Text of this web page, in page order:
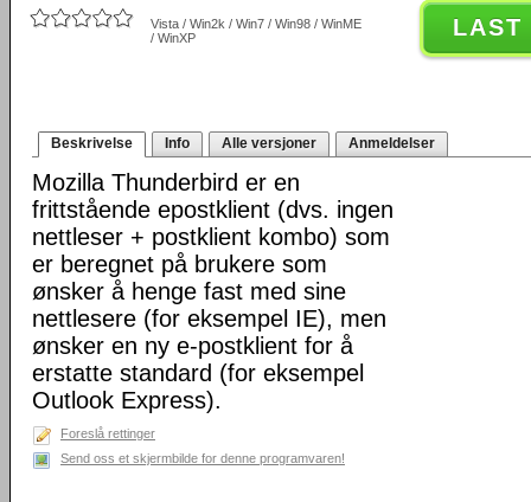
Vista / Win2k / Win7 / Win98 / WinME
/ WinXP
LAST
Beskrivelse Info Alle versjoner Anmeldelser
Mozilla Thunderbird er en
frittstående epostklient (dvs. ingen
nettleser + postklient kombo) som
er beregnet på brukere som
ønsker å henge fast med sine
nettlesere (for eksempel IE), men
ønsker en ny e-postklient for å
erstatte standard (for eksempel
Outlook Express).
Foreslå rettinger
Send oss et skjermbilde for denne programvaren!